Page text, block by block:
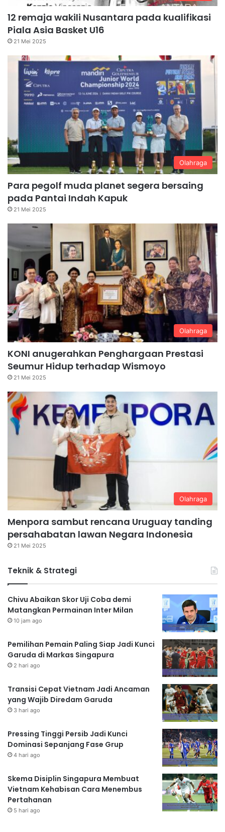
12 remaja wakili Nusantara pada kualifikasi
Piala Asia Basket U16
21 Mei 2025
Olahraga
Para pegolf muda planet segera bersaing
pada Pantai Indah Kapuk
21 Mei 2025
Olahraga
KONI anugerahkan Penghargaan Prestasi
Seumur Hidup terhadap Wismoyo
21 Mei 2025
Olahraga
Menpora sambut rencana Uruguay tanding
persahabatan lawan Negara Indonesia
21 Mei 2025
Teknik & Strategi
Chivu Abaikan Skor Uji Coba demi
Matangkan Permainan Inter Milan
10 jam ago
Pemilihan Pemain Paling Siap Jadi Kunci
Garuda di Markas Singapura
2 hari ago
Transisi Cepat Vietnam Jadi Ancaman
yang Wajib Diredam Garuda
3 hari ago
Pressing Tinggi Persib Jadi Kunci
Dominasi Sepanjang Fase Grup
4 hari ago
Skema Disiplin Singapura Membuat
Vietnam Kehabisan Cara Menembus
Pertahanan
5 hari ago